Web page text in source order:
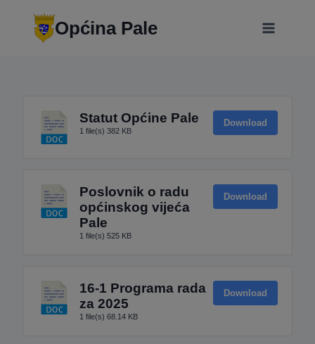
Općina Pale
Statut Općine Pale
1 file(s) 382 KB
Download
Poslovnik o radu
općinskog vijeća
Pale
1 file(s) 525 KB
Download
16-1 Programa rada
za 2025
1 file(s) 68.14 KB
Download